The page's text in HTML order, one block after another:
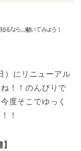
）にリニューアル
！！のんびりで
度そこでゆっく
！